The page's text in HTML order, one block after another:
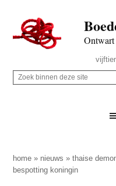
naar
de
inhoud
secondary
naar
de
sidebar
naar
de
Rechts
Z
p
d
Z
i
n
home » nieuws »thaise
bespotting koningin